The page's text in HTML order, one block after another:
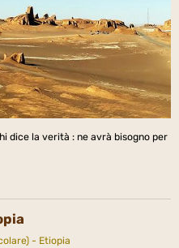
dice la verità : ne avrà bisogno per